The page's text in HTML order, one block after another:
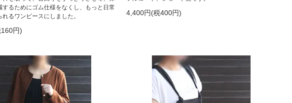
するためにゴム仕様をなくし、もっと日常
るワンピースにしました。
円)
4,400円(税400円)